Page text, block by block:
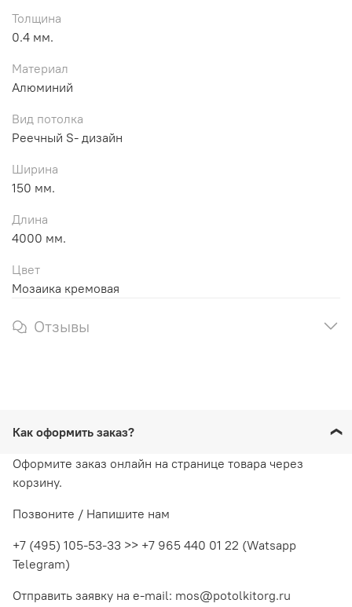
Толщина
0.4 мм.
Материал
Алюминий
Вид потолка
Реечный S- дизайн
Ширина
150 мм.
Длина
4000 мм.
Цвет
Мозаика кремовая
Отзывы
Как оформить заказ?
Оформите заказ онлайн на странице товара через
корзину.
Позвоните / Напишите нам
+7 (495) 105-53-33 >> +7 965 440 01 22 (Watsapp
Telegram)
Отправить заявку на e-mail: mos@potolkitorg.ru